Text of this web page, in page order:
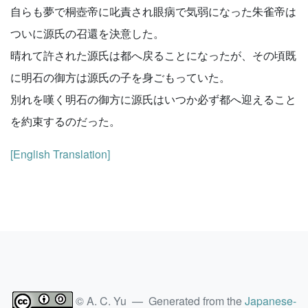
自らも夢で桐壺帝に叱責され眼病で気弱になった朱雀帝は
ついに源氏の召還を決意した。
晴れて許された源氏は都へ戻ることになったが、その頃既
に明石の御方は源氏の子を身ごもっていた。
別れを嘆く明石の御方に源氏はいつか必ず都へ迎えること
を約束するのだった。
[English Translation]
© A. C. Yu — Generated from theJapanese-